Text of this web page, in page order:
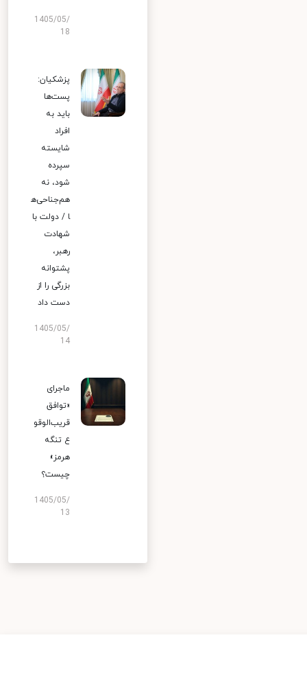
1405/05/
18
پزشکیان:
پست‌ها
باید به
افراد
شایسته
سپرده
شود، نه
هم‌جناحی‌ه
ا / دولت با
شهادت
رهبر،
پشتوانه
بزرگی را از
دست داد
1405/05/
14
ماجرای
«توافق
قریب‌الوقو
ع تنگه
هرمز»
چیست؟
1405/05/
13